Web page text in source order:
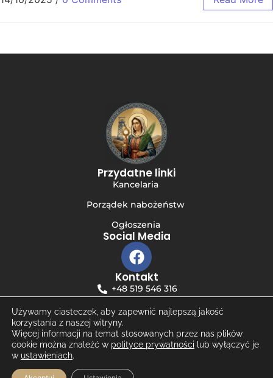
Przydatne linki
Kancelaria
Porządek nabożeństw
Ogłoszenia
Social Media
Kontakt
+48 519 546 316
niewiadom.bc@katowicka.pl
© 2025 Wszystkie prawa zastrzeżone |Polityka
prywatności
| Wdrożenie stronyKAAK STUDIO
|
adminhost.pl
Używamy ciasteczek, aby zapewnić najlepszą jakość
korzystania z naszej witryny.
Więcej informacji na temat stosowanych przez nas plików
cookie można znaleźć w polityce prywatności lub wyłączyć je
w ustawieniach.